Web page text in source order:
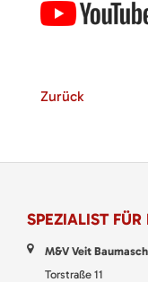
Zurück
SPEZIALIST
M&V Veit
Torstraße 11